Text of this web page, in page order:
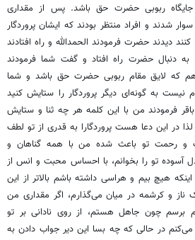
جایگاه ربوبی حضرت حق باشد. پس از مقداری
شدند و افراد منتظر بودند که ایشان پروردگار
کنند دیدند حضرت فرمودند الحمدالله و راه افتادند
دنبال حضرت راه افتاد و گفت شما فرمودند
که لایقمقام ربوبی حضرت حق باشد و شما
نیستبه گونه‌ای دیگر پروردگار را ستایش کنید
فرمودند من با این کلمه هر چه ثنا و ستایش
در این دعا هست پروردگارا به قدری از تو لطف
و رحمت تو باعث شده من با همه گناهان و
آسوده تو را بخوانم، با احساس محبت و انس از
هیچ بیم و هراسی داشته باشم بالاتر از این
ناز و کرشمهدر میان می‌گذارم، اگر مقداری من
برسم چون جاهل هستم، از روی نادانی بر تو
در حالیکه چه بسا این دیرجواب دادن به